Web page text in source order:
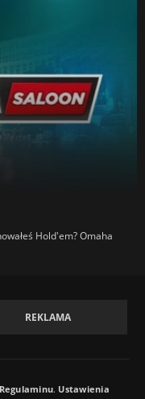
Hold'em? Omaha
REKLAMA
Regulaminu. Ustawienia